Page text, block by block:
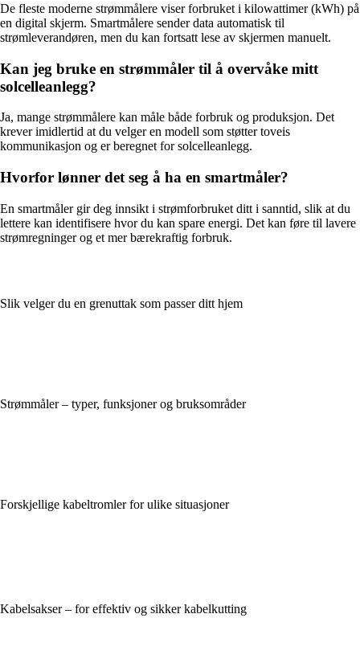
De fleste moderne strømmålere viser forbruket i kilowattimer (kWh) på
en digital skjerm. Smartmålere sender data automatisk til
strømleverandøren, men du kan fortsatt lese av skjermen manuelt.
Kan jeg bruke en strømmåler til å overvåke mitt
solcelleanlegg?
Ja, mange strømmålere kan måle både forbruk og produksjon. Det
krever imidlertid at du velger en modell som støtter toveis
kommunikasjon og er beregnet for solcelleanlegg.
Hvorfor lønner det seg å ha en smartmåler?
En smartmåler gir deg innsikt i strømforbruket ditt i sanntid, slik at du
lettere kan identifisere hvor du kan spare energi. Det kan føre til lavere
strømregninger og et mer bærekraftig forbruk.
Slik velger du en grenuttak som passer ditt hjem
Strømmåler – typer, funksjoner og bruksområder
Forskjellige kabeltromler for ulike situasjoner
Kabelsakser – for effektiv og sikker kabelkutting